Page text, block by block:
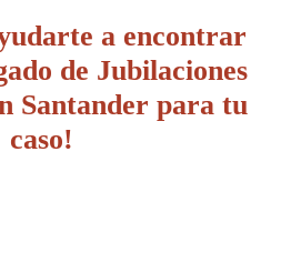
a encontrar
de Jubilaciones
Santander para tu
caso!